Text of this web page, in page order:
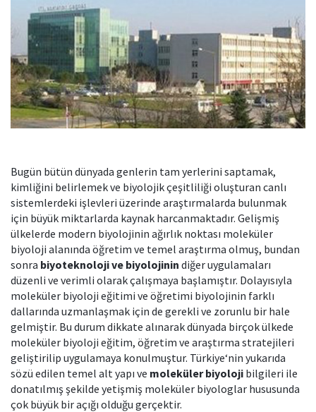
Bugün bütün dünyada genlerin tam yerlerini saptamak,
kimliğini belirlemek ve biyolojik çeşitliliği oluşturan canlı
sistemlerdeki işlevleri üzerinde araştırmalarda bulunmak
için büyük miktarlarda kaynak harcanmaktadır. Gelişmiş
ülkelerde modern biyolojinin ağırlık noktası moleküler
biyoloji alanında öğretim ve temel araştırma olmuş, bundan
sonra biyoteknoloji ve biyolojinin diğer uygulamaları
düzenli ve verimli olarak çalışmaya başlamıştır. Dolayısıyla
moleküler biyoloji eğitimi ve öğretimi biyolojinin farklı
dallarında uzmanlaşmak için de gerekli ve zorunlu bir hale
gelmiştir. Bu durum dikkate alınarak dünyada birçok ülkede
moleküler biyoloji eğitim, öğretim ve araştırma stratejileri
geliştirilip uygulamaya konulmuştur. Türkiye‘nin yukarıda
sözü edilen temel alt yapı ve moleküler biyoloji bilgileri ile
donatılmış şekilde yetişmiş moleküler biyologlar hususunda
çok büyük bir açığı olduğu gerçektir.